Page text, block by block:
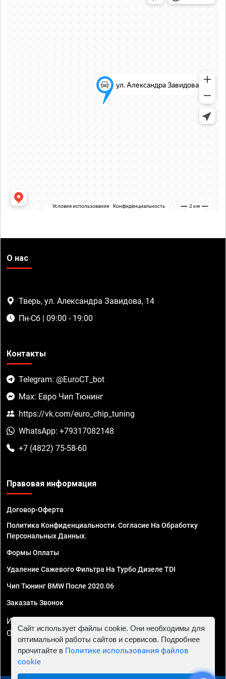
О нас
Тверь, ул. Александра Завидова, 14
Пн-Сб | 09:00 - 19:00
Контакты
Telegram: @EuroCT_bot
Max: Евро Чип Тюнинг
https://vk.com/euro_chip_tuning
WhatsApp: +79317082148
+7 (4822) 75-58-60
Правовая информация
Договор-Оферта
Политика Конфиденциальности. Согласие На Обработку
Персональных Данных.
Формы Оплаты
Удаление Сажевого Фильтра На Турбо Дизеле TDI
Чип Тюнинг BMW После 2020.06
Заказать Звонок
ИП Смирнов Георгий Павлович. ИНН 781302555843,
ОГРНИП 324470400032610
Сайт использует файлы cookie. Они необходимы для
оптимальной работы сайтов и сервисов. Подробнее
прочитайте в Политике использования файлов
cookie